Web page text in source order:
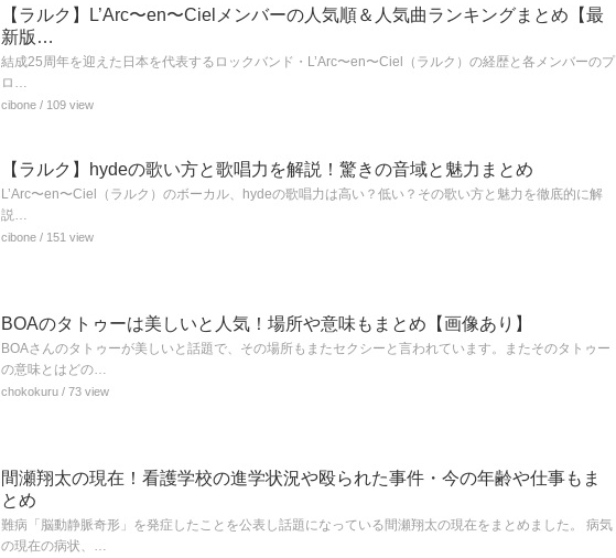
【ラルク】L’Arc〜en〜Cielメンバーの人気順＆人気曲ランキングまとめ【最
新版…
結成25周年を迎えた日本を代表するロックバンド・L’Arc〜en〜Ciel（ラルク）の経歴と各メンバーのプ
ロ…
cibone / 109 view
【ラルク】hydeの歌い方と歌唱力を解説！驚きの音域と魅力まとめ
L’Arc〜en〜Ciel（ラルク）のボーカル、hydeの歌唱力は高い？低い？その歌い方と魅力を徹底的に解
説…
cibone / 151 view
BOAのタトゥーは美しいと人気！場所や意味もまとめ【画像あり】
BOAさんのタトゥーが美しいと話題で、その場所もまたセクシーと言われています。またそのタトゥー
の意味とはどの…
chokokuru / 73 view
間瀬翔太の現在！看護学校の進学状況や殴られた事件・今の年齢や仕事もま
とめ
難病「脳動静脈奇形」を発症したことを公表し話題になっている間瀬翔太の現在をまとめました。 病気
の現在の病状、…